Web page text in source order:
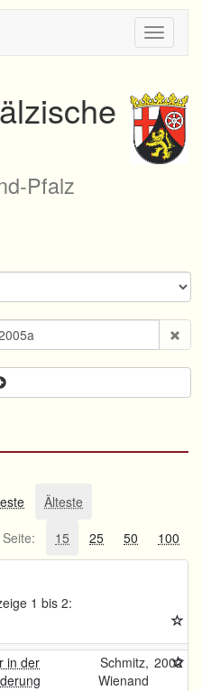
ein/
Pfalz
Älteste
15 25 50 100
1 bis 2:
in der
Schmitz,
Wienand
2002